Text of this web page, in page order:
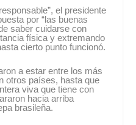
el presidente
por “las buenas
saber cuidarse con
física y extremando
cierto punto funcionó.
a estar entre los más
otros países, hasta que
viva que tiene con
hacia arriba
brasileña.